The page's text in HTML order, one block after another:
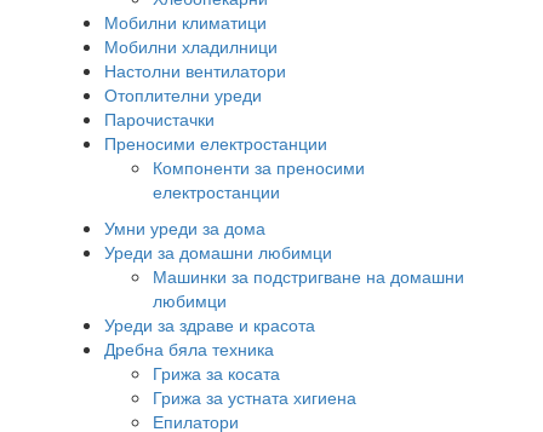
Мобилни климатици
Мобилни хладилници
Настолни вентилатори
Отоплителни уреди
Парочистачки
Преносими електростанции
Компоненти за преносими
електростанции
Умни уреди за дома
Уреди за домашни любимци
Машинки за подстригване на домашни
любимци
Уреди за здраве и красота
Дребна бяла техника
Грижа за косата
Грижа за устната хигиена
Епилатори